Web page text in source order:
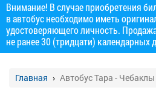
Внимание! В случае приобретения
в автобус необходимо иметь
удостоверяющего личность.
не ранее 30 (тридцати) календарных
Главная Автобус Тара - Чебаклы